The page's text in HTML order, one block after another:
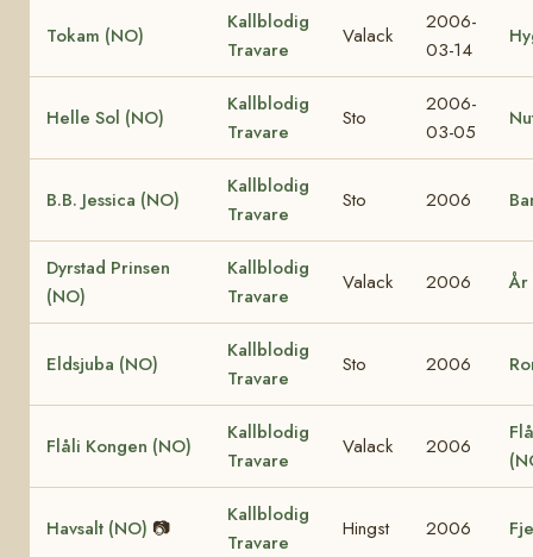
Tokam (NO)
Kallblodig
Travare
Valack
2006-
03-14
Helle Sol (NO)
Kallblodig
Travare
Sto
2006-
03-05
B.B. Jessica (NO)
Kallblodig
Travare
Sto 2006
Dyrstad Prinsen
(NO)
Kallblodig
Travare
Valack 2006 År
Eldsjuba (NO)
Kallblodig
Travare
Sto 2006
Flåli Kongen (NO)
Kallblodig
Travare
Valack 2006
Havsalt (NO) 📷
Kallblodig
Travare
Hingst 2006